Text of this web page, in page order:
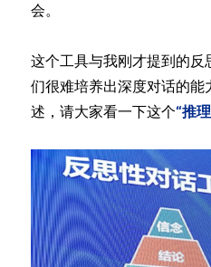
会。
这个工具与我刚才提到的
们很难培养出深度对话的能
述，请大家看一下这个“推